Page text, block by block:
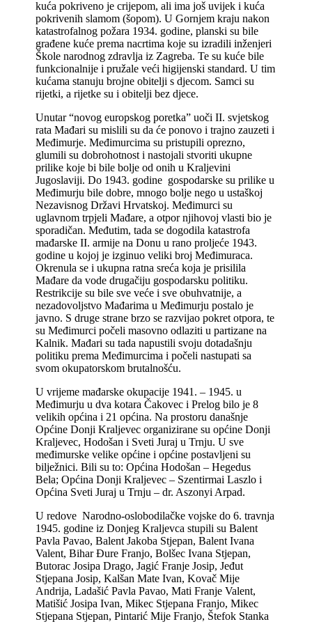
kuća pokriveno je crijepom, ali ima još uvijek i kuća
pokrivenih slamom (šopom). U Gornjem kraju nakon
katastrofalnog požara 1934. godine, planski su bile
građene kuće prema nacrtima koje su izradili inženjeri
Škole narodnog zdravlja iz Zagreba. Te su kuće bile
funkcionalnije i pružale veći higijenski standard. U tim
kućama stanuju brojne obitelji s djecom. Samci su
rijetki, a rijetke su i obitelji bez djece.
Unutar “novog europskog poretka” uoči II. svjetskog
rata Mađari su mislili su da će ponovo i trajno zauzeti i
Međimurje. Međimurcima su pristupili oprezno,
glumili su dobrohotnost i nastojali stvoriti ukupne
prilike koje bi bile bolje od onih u Kraljevini
Jugoslaviji. Do 1943. godine gospodarske su prilike u
Međimurju bile dobre, mnogo bolje nego u ustaškoj
Nezavisnog Državi Hrvatskoj. Međimurci su
uglavnom trpjeli Mađare, a otpor njihovoj vlasti bio je
sporadičan. Međutim, tada se dogodila katastrofa
mađarske II. armije na Donu u rano proljeće 1943.
godine u kojoj je izginuo veliki broj Međimuraca.
Okrenula se i ukupna ratna sreća koja je prisilila
Mađare da vode drugačiju gospodarsku politiku.
Restrikcije su bile sve veće i sve obuhvatnije, a
nezadovoljstvo Mađarima u Međimurju postalo je
javno. S druge strane brzo se razvijao pokret otpora, te
su Međimurci počeli masovno odlaziti u partizane na
Kalnik. Mađari su tada napustili svoju dotadašnju
politiku prema Međimurcima i počeli nastupati sa
svom okupatorskom brutalnošću.
U vrijeme mađarske okupacije 1941. – 1945. u
Međimurju u dva kotara Čakovec i Prelog bilo je 8
velikih općina i 21 općina. Na prostoru današnje
Općine Donji Kraljevec organizirane su općine Donji
Kraljevec, Hodošan i Sveti Juraj u Trnju. U sve
međimurske velike općine i općine postavljeni su
bilježnici. Bili su to: Općina Hodošan – Hegedus
Bela; Općina Donji Kraljevec – Szentirmai Laszlo i
Općina Sveti Juraj u Trnju – dr. Aszonyi Arpad.
U redove Narodno-oslobodilačke vojske do 6. travnja
1945. godine iz Donjeg Kraljevca stupili su Balent
Pavla Pavao, Balent Jakoba Stjepan, Balent Ivana
Valent, Bihar Đure Franjo, Bolšec Ivana Stjepan,
Butorac Josipa Drago, Jagić Franje Josip, Jeđut
Stjepana Josip, Kalšan Mate Ivan, Kovač Mije
Andrija, Ladašić Pavla Pavao, Mati Franje Valent,
Matišić Josipa Ivan, Mikec Stjepana Franjo, Mikec
Stjepana Stjepan, Pintarić Mije Franjo, Štefok Stanka